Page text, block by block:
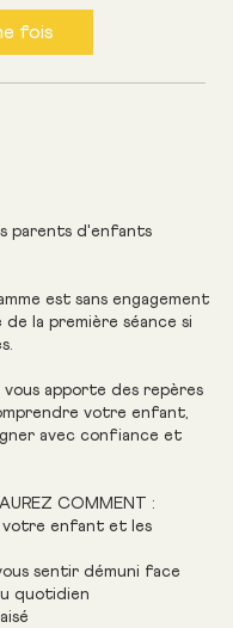
parents d'enfants
est sans engagement
la première séance si
apporte des repères
votre enfant,
avec confiance et
COMMENT :
votre enfant et les
sentir démuni face
quotidien
fois